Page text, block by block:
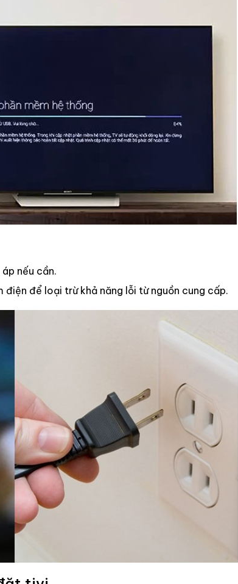
nếu cần.
để loại trừ khả năng lỗi từ nguồn cung cấp.